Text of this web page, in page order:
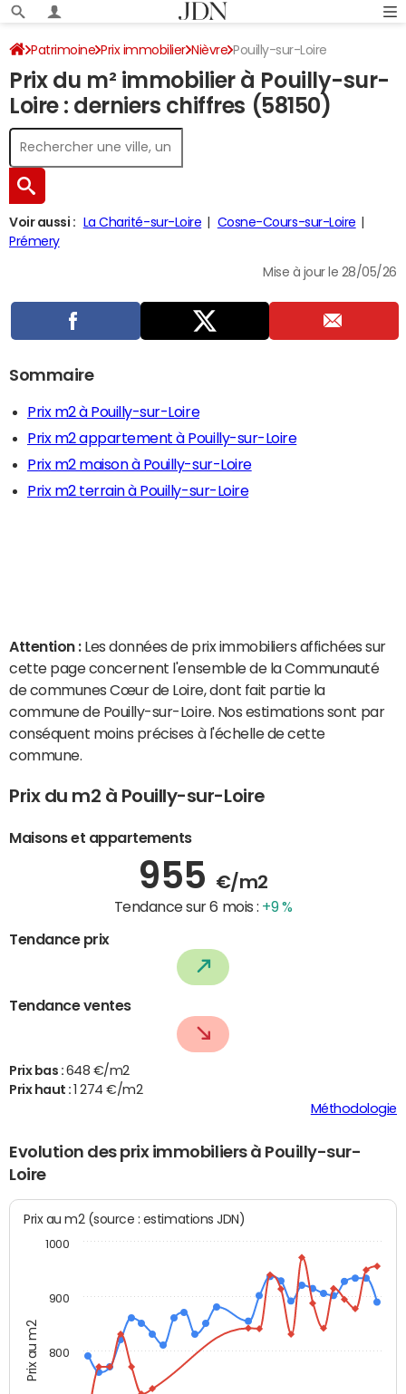
Patrimoine Prix immobilier Nièvre Pouilly-sur-Loire
Prix du m² immobilier à Pouilly-sur-
Loire : derniers chiffres (58150)
Voir aussi : La Charité-sur-Loire
Cosne-Cours-sur-Loire
Prémery
Mise à jour le 28/05/26
Sommaire
Prix m2 à Pouilly-sur-Loire
Prix m2 appartement à Pouilly-sur-Loire
Prix m2 maison à Pouilly-sur-Loire
Prix m2 terrain à Pouilly-sur-Loire
Attention : Les données de prix immobiliers affichées sur
cette page concernent l'ensemble de la Communauté
de communes Cœur de Loire, dont fait partie la
commune de Pouilly-sur-Loire. Nos estimations sont par
conséquent moins précises à l'échelle de cette
commune.
Prix du m2 à Pouilly-sur-Loire
Maisons et appartements
955 €/m2
Tendance sur 6 mois : +9 %
Tendance prix
Tendance ventes
Prix bas : 648 €/m2
Prix haut :
1 274 €/m2
Méthodologie
Evolution des prix immobiliers à Pouilly-sur-
Loire
Prix au m2
Prix au m2 (source : estimations JDN)
800
900
1000